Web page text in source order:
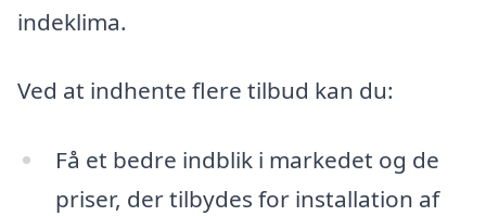
indeklima.
Ved at indhente flere tilbud kan du:
Få et bedre indblik i markedet og de
priser, der tilbydes for installation af